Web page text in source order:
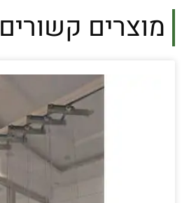
מוצרים קשורים